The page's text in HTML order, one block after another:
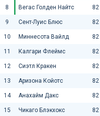
8 Вегас Голден Найтс 82
9 Сент-Луис Блюс 82
10 Миннесота Вайлд 82
11 Калгари Флеймс 82
12 Сиэтл Кракен 82
13 Аризона Койотс 82
14 Анахайм Дакс 82
15 Чикаго Блэкхокс 82